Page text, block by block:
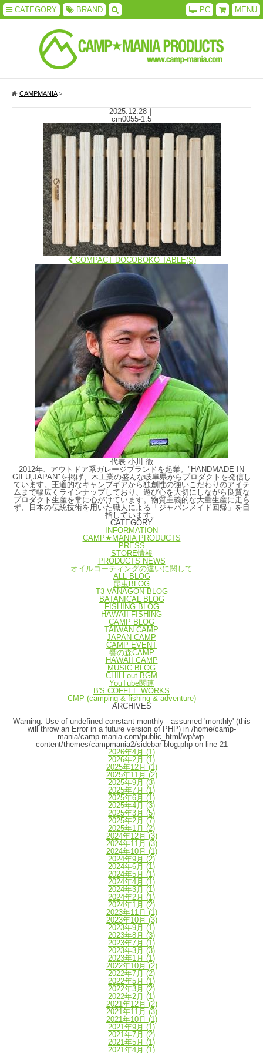
CATEGORY BRAND MENU
PC
CAMPMANIA>
2025.12.28｜
cm0055-1.5
COMPACT DOCOBOKO TABLE(S)
代表 小川 徹
2012年、アウトドア系ガレージブランドを起業。"HANDMADE IN
GIFU,JAPAN"を掲げ、木工業の盛んな岐阜県からプロダクトを発信し
ています。王道的なキャンプギアから独創性の強いこだわりのアイテ
ムまで幅広くラインナップしており、遊び心を大切にしながら良質な
プロダクト生産を常に心がけています。物質主義的な大量生産に走ら
ず、日本の伝統技術を用いた職人による「ジャパンメイド回帰」を目
指しています。
CATEGORY
INFORMATION
CAMP★MANIA PRODUCTS
PRESS
STORE情報
PRODUCTS NEWS
オイルコーティングの違いに関して
ALL BLOG
昆虫BLOG
T3 VANAGON BLOG
BATANICAL BLOG
FISHING BLOG
HAWAII FISHING
CAMP BLOG
TAIWAN CAMP
JAPAN CAMP
CAMP EVENT
響の森CAMP
HAWAII CAMP
MUSIC BLOG
CHILLout BGM
YouTube関連
B'S COFFEE WORKS
CMP (camping & fishing & adventure)
ARCHIVES
Warning: Use of undefined constant monthly - assumed 'monthly' (this
will throw an Error in a future version of PHP) in /home/camp-
mania/camp-mania.com/public_html/wp/wp-
content/themes/campmania2/sidebar-blog.phpon line 21
2026年4月 (1)
2026年2月 (1)
2025年12月 (1)
2025年11月 (2)
2025年9月 (3)
2025年7月 (1)
2025年6月 (1)
2025年4月 (3)
2025年3月 (5)
2025年2月 (7)
2025年1月 (2)
2024年12月 (3)
2024年11月 (3)
2024年10月 (1)
2024年9月 (2)
2024年6月 (1)
2024年5月 (1)
2024年4月 (1)
2024年3月 (1)
2024年2月 (1)
2024年1月 (2)
2023年11月 (1)
2023年10月 (3)
2023年9月 (1)
2023年8月 (3)
2023年7月 (1)
2023年3月 (3)
2023年1月 (1)
2022年10月 (2)
2022年7月 (2)
2022年5月 (1)
2022年3月 (2)
2022年2月 (1)
2021年12月 (2)
2021年11月 (3)
2021年10月 (1)
2021年9月 (1)
2021年7月 (2)
2021年5月 (1)
2021年4月 (1)